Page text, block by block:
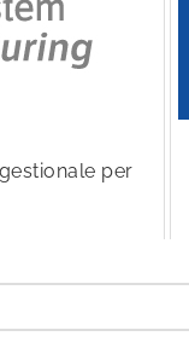
per